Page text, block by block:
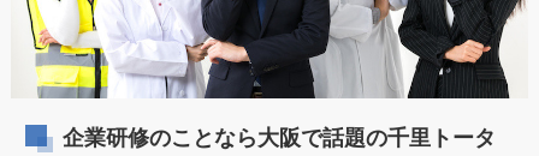
企業研修のことなら大阪で話題の千里トータ